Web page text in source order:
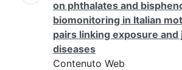
on phthalates and
biomonitoring in Italian
pairs linking exposure and
diseases
Contenuto Web